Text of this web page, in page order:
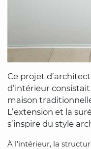
Ce projet
d’intérieur
maison
L’extension et la
s’inspire du style
À l’intérieur, la